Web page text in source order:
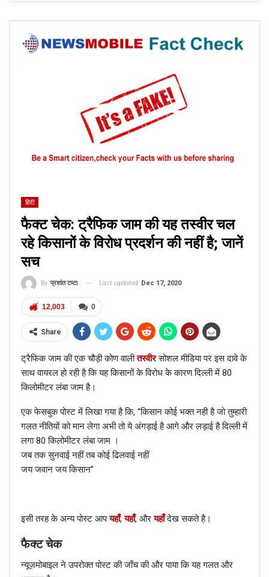
हिंदी
फैक्ट चेक: ट्रैफिक जाम की यह तस्वीर चल
रहे किसानों के विरोध प्रदर्शन की नहीं है; जानें
सच
By प्रशांत टम्टा Last updated Dec 17, 2020
0
12,003
Share
ट्रैफिक जाम की एक चौड़ी कोण वालीतस्वीरसोशल मीडिया पर इस दावे के
साथ वायरल हो रही है कि यह किसानों के विरोध के कारण दिल्ली में 80
किलोमीटर लंबा जाम है।
एक फेसबुक पोस्ट में लिखा गया है कि, “किसान कोई भक्त नही है जो तुम्हारी
गलत नीतियों को मान लेगा अभी तो ये अंगड़ाई है आगे और लड़ाई है दिल्ली में
लगा 80 किलोमीटर लंबा जाम ।
जब तक सुनवाई नहीं तब कोई ढिलवाई नहीं
जय जवान जय किसान”
इसी तरह के अन्य पोस्ट आपयहाँ,यहाँ, औरयहाँदेख सकते है।
फैक्ट चेक
न्यूज़मोबाइल ने उपरोक्त पोस्ट की जाँच की और पाया कि यह गलत और